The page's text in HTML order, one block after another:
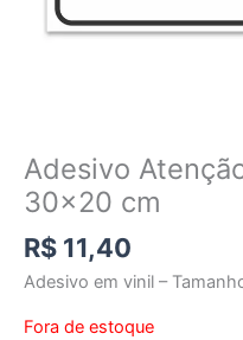
Adesivo
30×20 cm
R$ 11,40
Adesivo em vinil –
Fora de estoque